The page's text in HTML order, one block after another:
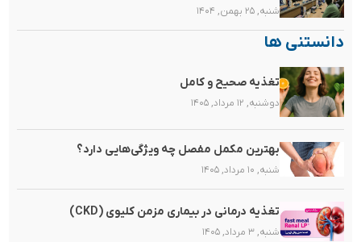
شنبه, ۲۵ بهمن, ۱۴۰۴
دانستنی ها
تغذیه صحیح و کامل
دوشنبه, ۱۲ مرداد, ۱۴۰۵
بهترین مکمل مفصل چه ویژگی‌هایی دارد؟
شنبه, ۱۰ مرداد, ۱۴۰۵
تغذیه‌ درمانی در بیماری مزمن کلیوی (CKD)
شنبه, ۳ مرداد, ۱۴۰۵